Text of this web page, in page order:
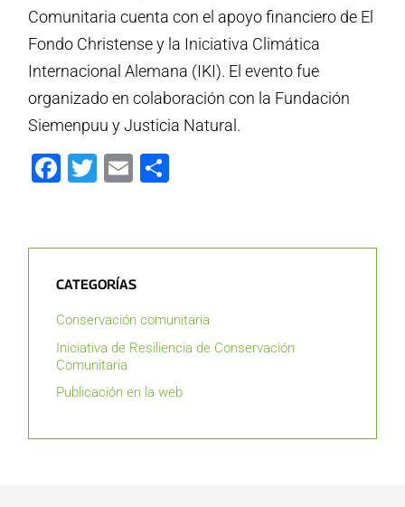
Comunitaria cuenta con el apoyo financiero de El
Fondo Christense y la Iniciativa Climática
Internacional Alemana (IKI). El evento fue
organizado en colaboración con la Fundación
Siemenpuu y Justicia Natural.
Facebook
Twitter
Email
CATEGORÍAS
Conservación comunitaria
Iniciativa de Resiliencia de Conservación
Comunitaria
Publicación en la web